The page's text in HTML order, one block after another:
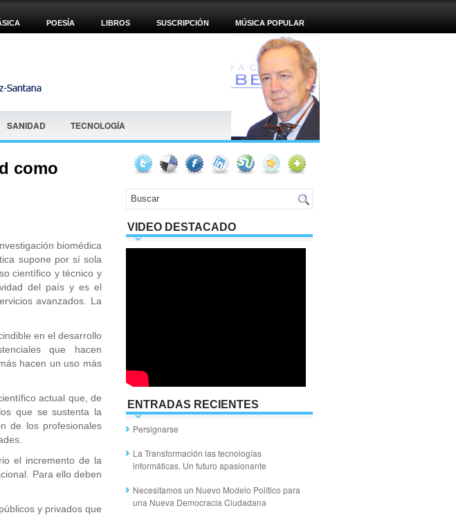
POESÍA LIBROS SUSCRIPCIÓN MÚSICA POPULAR
SANIDAD TECNOLOGÍA
como
biomédica
supone por sí sola
científico y técnico y
del país y es el
avanzados. La
en el desarrollo
que hacen
hacen un uso más
actual que, de
que se sustenta la
de los profesionales
el incremento de la
Para ello deben
y privados que
VIDEO DESTACADO
ENTRADAS RECIENTES
Persignarse
La Transformación las tecnologías
informáticas. Un futuro apasionante
Necesitamos un Nuevo Modelo Político para
una Nueva Democracia Ciudadana